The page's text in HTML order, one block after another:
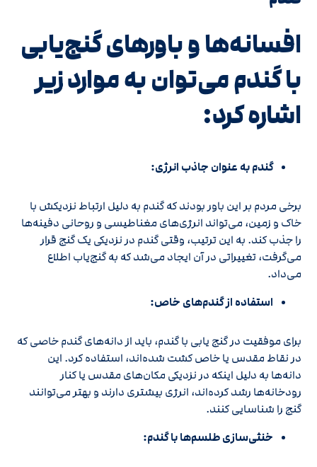
افسانه‌ها و باورهای گنج‌یابی
با گندم می‌توان به موارد زیر
اشاره کرد:
گندم به عنوان جاذب انرژی:
برخی مردم بر این باور بودند که گندم به دلیل ارتباط نزدیکش با
خاک و زمین، می‌تواند انرژی‌های مغناطیسی و روحانی دفینه‌ها
را جذب کند. به این ترتیب، وقتی گندم در نزدیکی یک گنج قرار
می‌گرفت، تغییراتی در آن ایجاد می‌شد که به گنج‌یاب اطلاع
می‌داد.
استفاده از گندم‌های خاص:
برای موفقیت در گنج‌ یابی با گندم، باید از دانه‌های گندم خاصی که
در نقاط مقدس یا خاص کشت شده‌اند، استفاده کرد. این
دانه‌ها به دلیل اینکه در نزدیکی مکان‌های مقدس یا کنار
رودخانه‌ها رشد کرده‌اند، انرژی بیشتری دارند و بهتر می‌توانند
گنج را شناسایی کنند.
خنثی‌سازی طلسم‌ها با گندم: